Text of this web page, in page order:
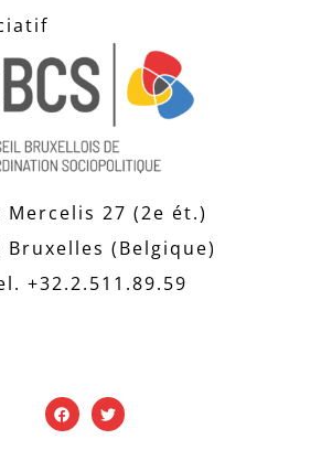
Mercelis 27 (2e ét.)
Bruxelles (Belgique)
+32.2.511.89.59